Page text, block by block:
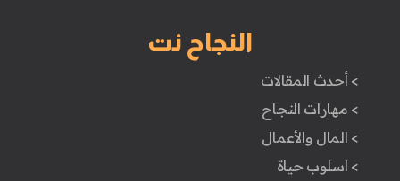
النجاح نت
> أحدث المقالات
> مهارات النجاح
> المال والأعمال
> اسلوب حياة